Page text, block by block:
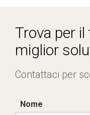
Trova per
miglior
Contattaci per
Nome